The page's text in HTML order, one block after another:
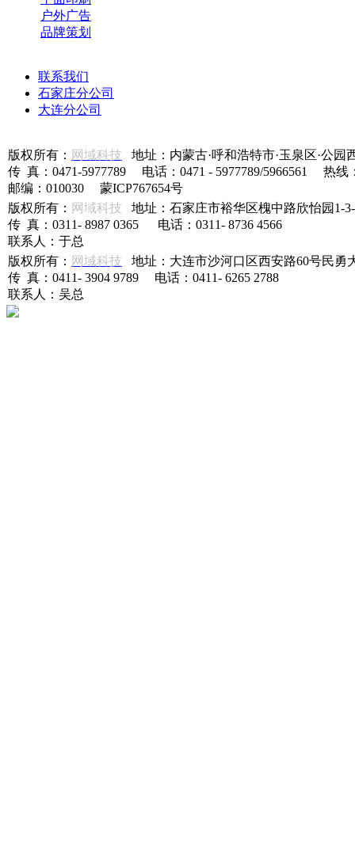
户外广告
品牌策划
联系我们
石家庄分公司
大连分公司
版权所有： 网域科技 地址：内蒙古·呼和浩特市·玉泉区·公园
传 真：0471-5977789 电话：0471 - 5977789/5966561 热线
邮编：010030 蒙ICP767654号
版权所有： 网域科技 地址：石家庄市裕华区槐中路欣怡园1-
传 真：0311- 8987 0365 电话：0311- 8736 4566
联系人：于总
版权所有： 网域科技 地址：大连市沙河口区西安路60号民勇
传 真：0411- 3904 9789 电话：0411- 6265 2788
联系人：吴总